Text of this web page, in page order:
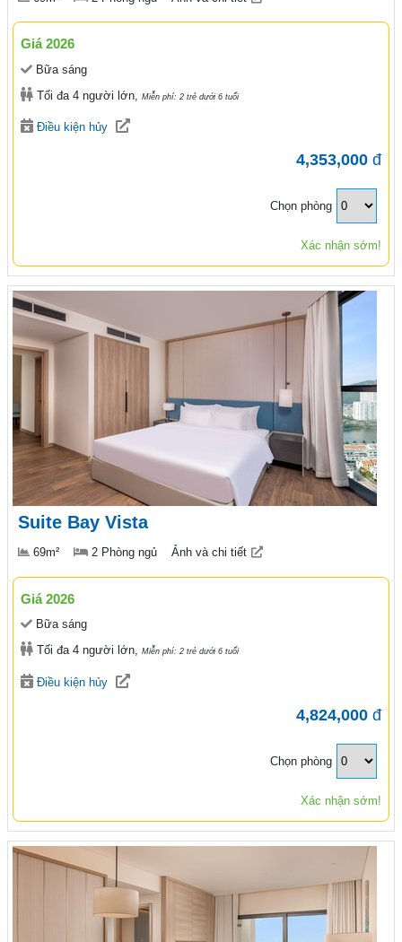
Giá 2026
Bữa sáng
Tối đa 4 người lớn,
Miễn phí: 2 trẻ dưới 6 tuổi
Điều kiện hủy
4,353,000 đ
Chọn phòng
Xác nhận sớm!
Suite Bay Vista
69m² 2 Phòng ngủ Ảnh và chi tiết
Giá 2026
Bữa sáng
Tối đa 4 người lớn, Miễn phí: 2 trẻ dưới 6 tuổi
Điều kiện hủy
4,824,000 đ
Chọn phòng
Xác nhận sớm!